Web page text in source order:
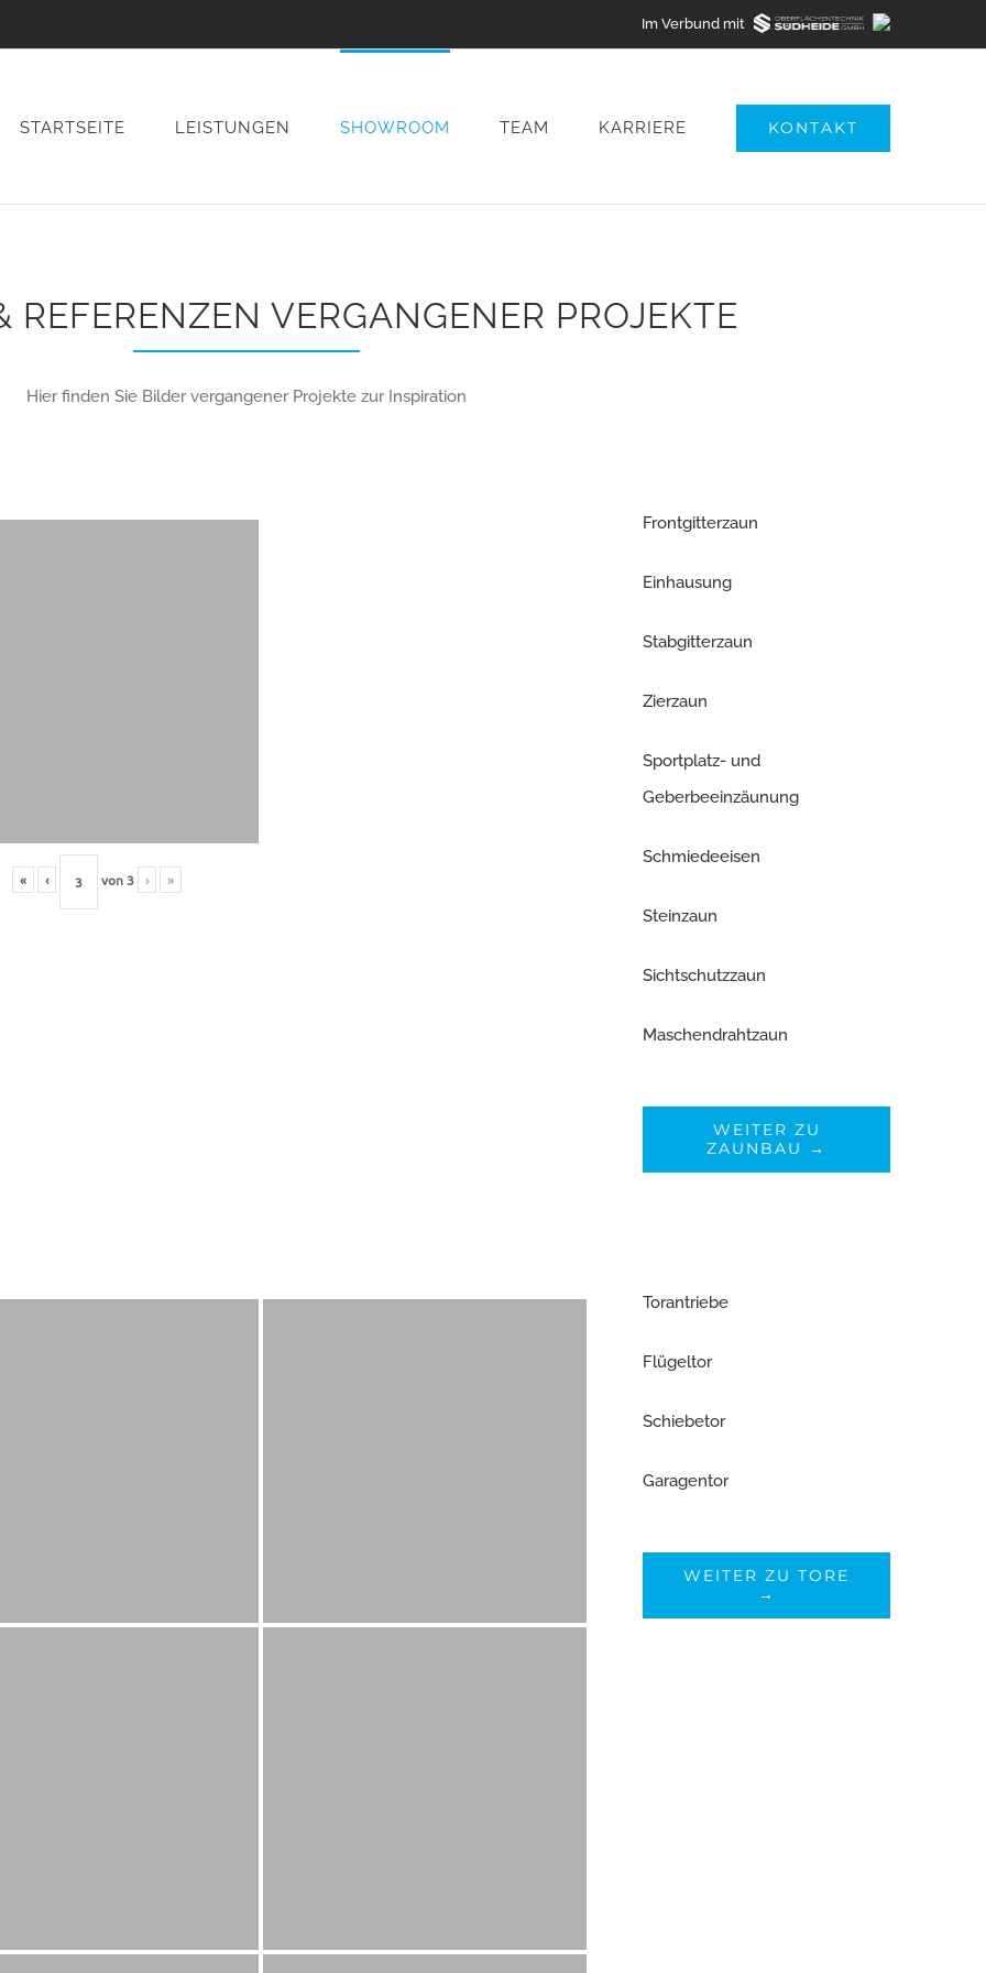
Im Verbund mit
STARTSEITE LEISTUNGEN SHOWROOM TEAM KARRIERE KONTAKT
REFERENZEN VERGANGENER PROJEKTE
Hier finden Sie Bilder vergangener Projekte zur Inspiration
« ‹ von3 › »
Frontgitterzaun
Einhausung
Stabgitterzaun
Zierzaun
Sportplatz- und
Geberbeeinzäunung
Schmiedeeisen
Steinzaun
Sichtschutzzaun
Maschendrahtzaun
WEITER ZU
ZAUNBAU →
Torantriebe
Flügeltor
Schiebetor
Garagentor
WEITER ZU TORE
→